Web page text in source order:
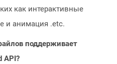
как интерактивные
и анимация .etc.
поддерживает
API?